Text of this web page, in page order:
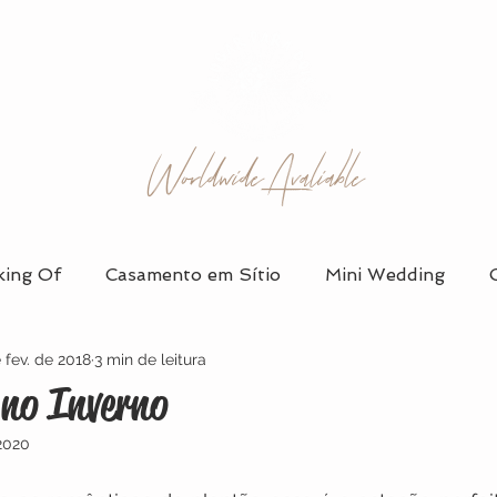
Worldwide Avaliable
Of Casamento em Sítio Mini Wedding
Salão Álbum de Casamento
Organização e Planejamento
Inverno
fev. de 2018 3 min de leitura